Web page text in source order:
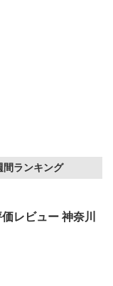
間ランキング
レビュー 神奈川